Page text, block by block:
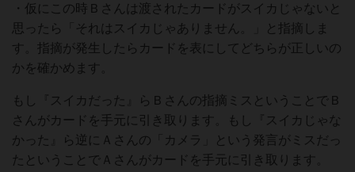
・仮にこの時Ｂさんは渡されたカードがスイカじゃないと
思ったら「それはスイカじゃありません。」と指摘しま
す。指摘が発生したらカードを表にしてどちらが正しいの
かを確かめます。
もし『スイカだった』らＢさんの指摘ミスということでＢ
さんがカードを手元に引き取ります。もし『スイカじゃな
かった』ら逆にＡさんの「カメラ」という発言がミスだっ
たということでＡさんがカードを手元に引き取ります。